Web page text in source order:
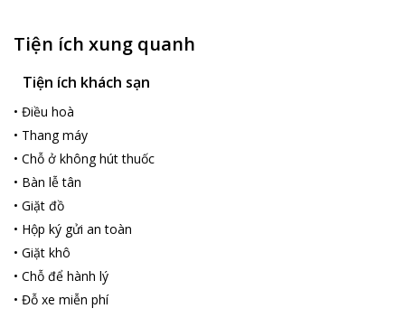
Tiện ích xung quanh
Tiện ích khách sạn
• Điều hoà
• Thang máy
• Chỗ ở không hút thuốc
• Bàn lễ tân
• Giặt đồ
• Hộp ký gửi an toàn
• Giặt khô
• Chỗ để hành lý
• Đỗ xe miễn phí